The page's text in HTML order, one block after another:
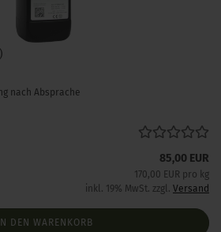
nach Absprache
85,00 EUR
170,00 EUR pro kg
inkl. 19% MwSt. zzgl. Versand
IN DEN WARENKORB